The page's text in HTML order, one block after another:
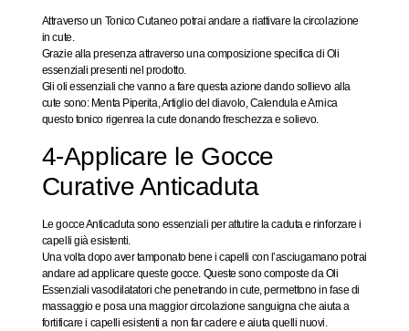
Attraverso un Tonico Cutaneo potrai andare a riattivare la circolazione
in cute.
Grazie alla presenza attraverso una composizione specifica di Oli
essenziali presenti nel prodotto.
Gli oli essenziali che vanno a fare questa azione dando sollievo alla
cute sono: Menta Piperita, Artiglio del diavolo, Calendula e Arnica
questo tonico rigenrea la cute donando freschezza e solievo.
4-Applicare le Gocce
Curative Anticaduta
Le gocce Anticaduta sono essenziali per attutire la caduta e rinforzare i
capelli già esistenti.
Una volta dopo aver tamponato bene i capelli con l’asciugamano potrai
andare ad applicare queste gocce. Queste sono composte da Oli
Essenziali vasodilatatori che penetrando in cute, permettono in fase di
massaggio e posa una maggior circolazione sanguigna che aiuta a
fortificare i capelli esistenti a non far cadere e aiuta quelli nuovi.